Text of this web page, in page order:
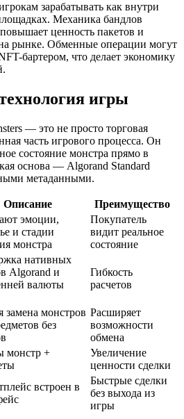
зарабатывать как внутри
Механика бандлов
ценность пакетов и
рынке. Обменные операции могут
бартером, что делает экономику
игры
— это не просто торговая
часть игрового процесса. Он
состояние монстра прямо в
основа — Algorand Standard
метаданными.
Описание
Преимущество
эмоции,
и стадии
монстра
Покупатель
видит реальное
состояние
нативных
Algorand и
валюты
Гибкость
расчетов
замена монстров
без
Расширяет
возможности
обмена
монстр +
Увеличение
ценности сделки
встроен в
Быстрые сделки
без выхода из
игры